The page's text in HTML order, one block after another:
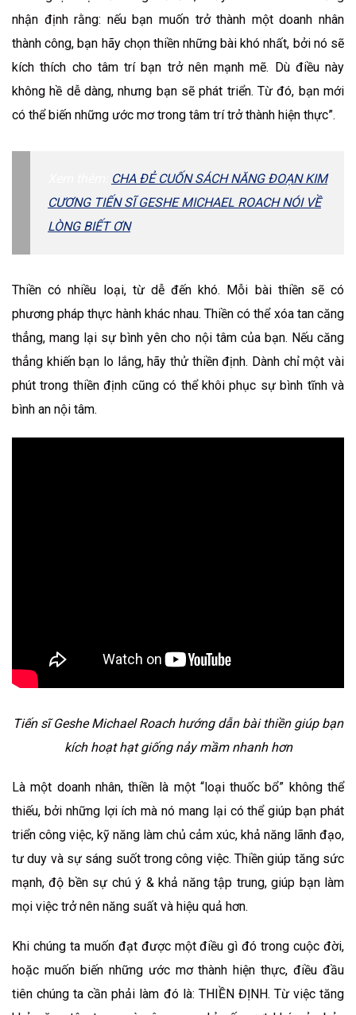
nhận định rằng: nếu bạn muốn trở thành một doanh nhân
thành công, bạn hãy chọn thiền những bài khó nhất, bởi nó sẽ
kích thích cho tâm trí bạn trở nên mạnh mẽ. Dù điều này
không hề dễ dàng, nhưng bạn sẽ phát triển. Từ đó, bạn mới
có thể biến những ước mơ trong tâm trí trở thành hiện thực”.
CHA ĐẺ CUỐN SÁCH NĂNG ĐOẠN KIM
CƯƠNG TIẾN SĨ GESHE MICHAEL ROACH NÓI VỀ
LÒNG BIẾT ƠN
Thiền có nhiều loại, từ dễ đến khó. Mỗi bài thiền sẽ có
phương pháp thực hành khác nhau. Thiền có thể xóa tan căng
thẳng, mang lại sự bình yên cho nội tâm của bạn. Nếu căng
thẳng khiến bạn lo lắng, hãy thử thiền định. Dành chỉ một vài
phút trong thiền định cũng có thể khôi phục sự bình tĩnh và
bình an nội tâm.
Tiến sĩ Geshe Michael Roach hướng dẫn bài thiền giúp bạn
kích hoạt hạt giống nảy mầm nhanh hơn
Là một doanh nhân, thiền là một “loại thuốc bổ” không thể
thiếu, bởi những lợi ích mà nó mang lại có thể giúp bạn phát
triển công việc, kỹ năng làm chủ cảm xúc, khả năng lãnh đạo,
tư duy và sự sáng suốt trong công việc. Thiền giúp tăng sức
mạnh, độ bền sự chú ý & khả năng tập trung, giúp bạn làm
mọi việc trở nên năng suất và hiệu quả hơn.
Khi chúng ta muốn đạt được một điều gì đó trong cuộc đời,
hoặc muốn biến những ước mơ thành hiện thực, điều đầu
tiên chúng ta cần phải làm đó là: THIỀN ĐỊNH. Từ việc tăng